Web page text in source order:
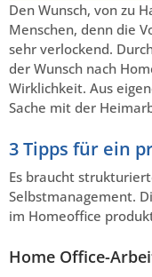
Den Wunsch, von zu
Menschen, denn die
sehr verlockend.
der Wunsch nach
Wirklichkeit. Aus
Sache mit der
3 Tipps für ein
Es braucht
Selbstmanagement.
im Homeoffice
Home Office-